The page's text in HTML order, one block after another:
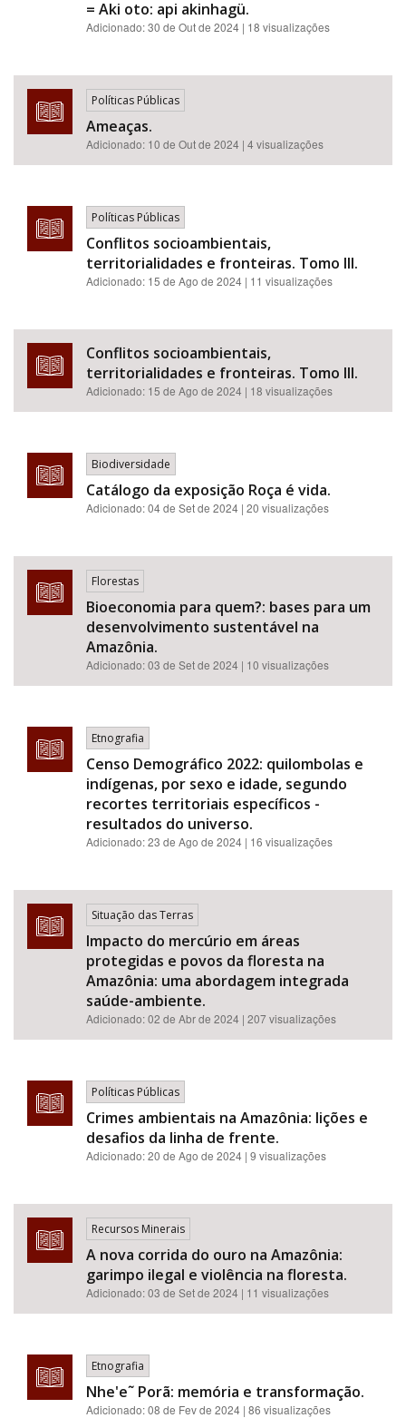
= Aki oto: api akinhagü.
Adicionado:30 de Out de 2024 | 18 visualizações
Políticas Públicas
Ameaças.
Adicionado: 10 de Out de 2024 | 4 visualizações
Políticas Públicas
Conflitos socioambientais,
territorialidades e fronteiras. Tomo III.
Adicionado: 15 de Ago de 2024 | 11 visualizações
Conflitos socioambientais,
territorialidades e fronteiras. Tomo III.
Adicionado: 15 de Ago de 2024 | 18 visualizações
Biodiversidade
Catálogo da exposição Roça é vida.
Adicionado:04 de Set de 2024 | 20 visualizações
Florestas
Bioeconomia para quem?: bases para um
desenvolvimento sustentável na
Amazônia.
Adicionado:03 de Set de 2024 | 10 visualizações
Etnografia
Censo Demográfico 2022: quilombolas e
indígenas, por sexo e idade, segundo
recortes territoriais específicos -
resultados do universo.
Adicionado:23 de Ago de 2024 | 16 visualizações
Situação das Terras
Impacto do mercúrio em áreas
protegidas e povos da floresta na
Amazônia: uma abordagem integrada
saúde-ambiente.
Adicionado:02 de Abr de 2024 | 207 visualizações
Políticas Públicas
Crimes ambientais na Amazônia: lições e
desafios da linha de frente.
Adicionado:20 de Ago de 2024 | 9 visualizações
Recursos Minerais
A nova corrida do ouro na Amazônia:
garimpo ilegal e violência na floresta.
Adicionado:03 de Set de 2024 | 11 visualizações
Etnografia
Nhe'e˜ Porã: memória e transformação.
Adicionado:08 de Fev de 2024 | 86 visualizações